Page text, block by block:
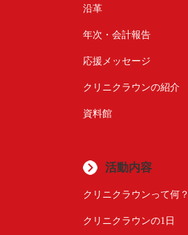
沿革
年次・会計報告
応援メッセージ
クリニクラウンの紹介
資料館
活動内容
クリニクラウンって何？
クリニクラウンの1日